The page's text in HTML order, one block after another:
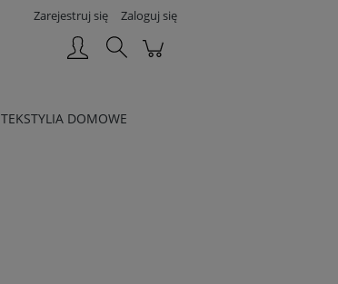
Zarejestruj się Zaloguj się
TEKSTYLIA DOMOWE